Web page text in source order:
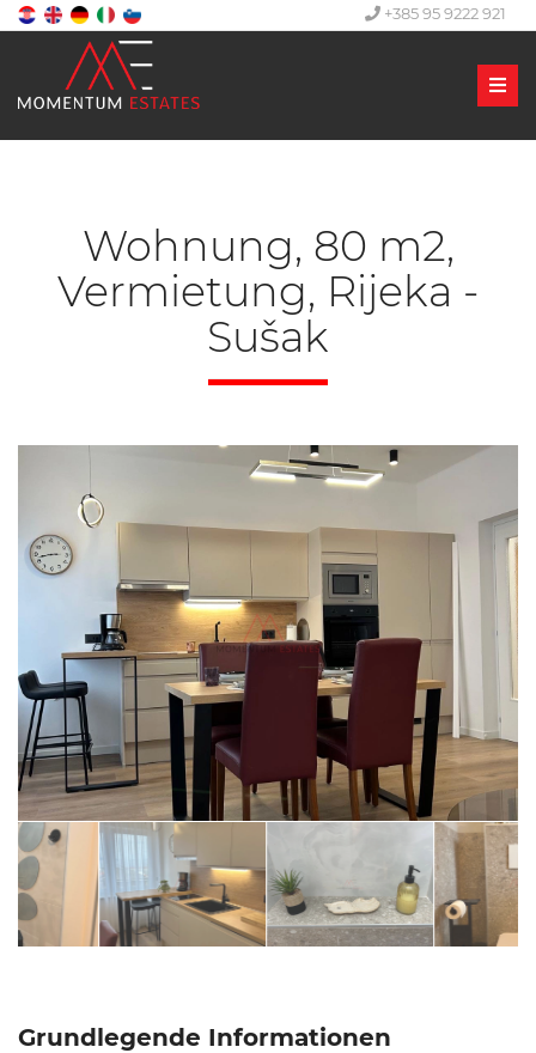
+385 95 9222 921
Wohnung, 80 m2,
Vermietung, Rijeka -
Sušak
Grundlegende Informationen